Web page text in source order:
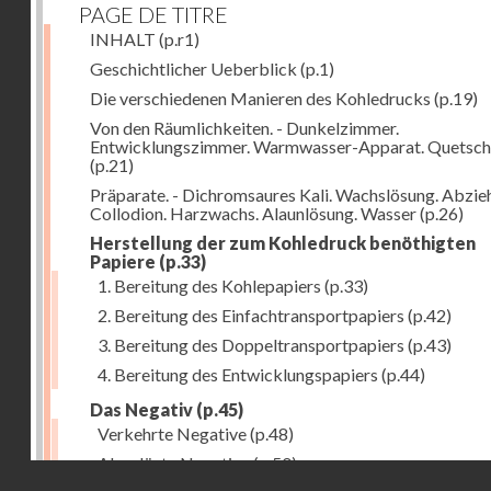
PAGE DE TITRE
INHALT (p.r1)
Geschichtlicher Ueberblick (p.1)
Die verschiedenen Manieren des Kohledrucks (p.19)
Von den Räumlichkeiten. - Dunkelzimmer.
Entwicklungszimmer. Warmwasser-Apparat.
(p.21)
Präparate. - Dichromsaures Kali. Wachslösung.
Collodion. Harzwachs. Alaunlösung. Wasser(p.26)
Herstellung der zum Kohledruck benöthigten
Papiere (p.33)
1. Bereitung des Kohlepapiers (p.33)
2. Bereitung des Einfachtransportpapiers (p.42)
3. Bereitung des Doppeltransportpapiers (p.43)
4. Bereitung des Entwicklungspapiers (p.44)
Das Negativ (p.45)
Verkehrte Negative(p.48)
Abgelöste Negative(p.50)